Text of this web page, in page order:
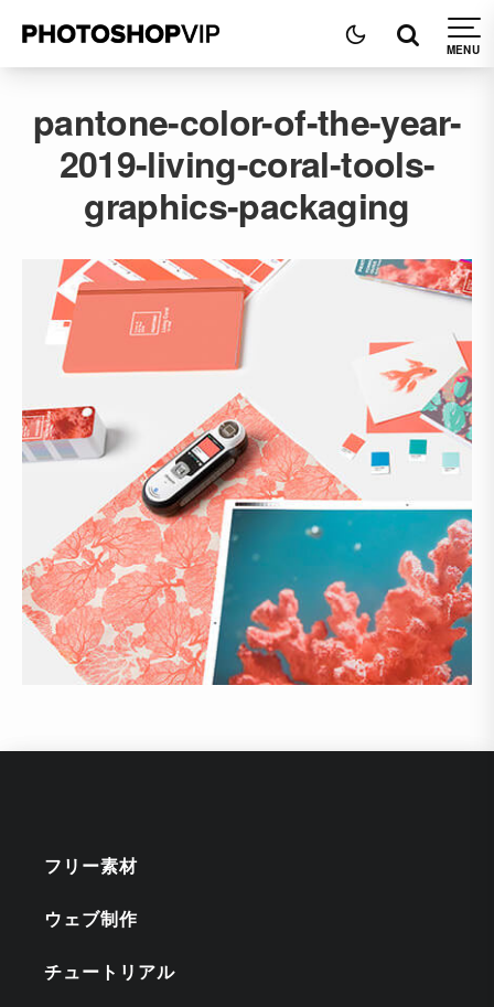
pantone-color-of-the-year-
2019-living-coral-tools-
graphics-packaging
フリー素材
ウェブ制作
チュートリアル